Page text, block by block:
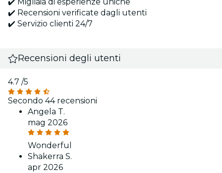
✔️ Migliaia di esperienze uniche
✔️ Recensioni verificate dagli utenti
✔️ Servizio clienti 24/7
Recensioni degli utenti
4.7 /5
Secondo 44 recensioni
Angela T.
mag 2026
Wonderful
Shakerra S.
apr 2026